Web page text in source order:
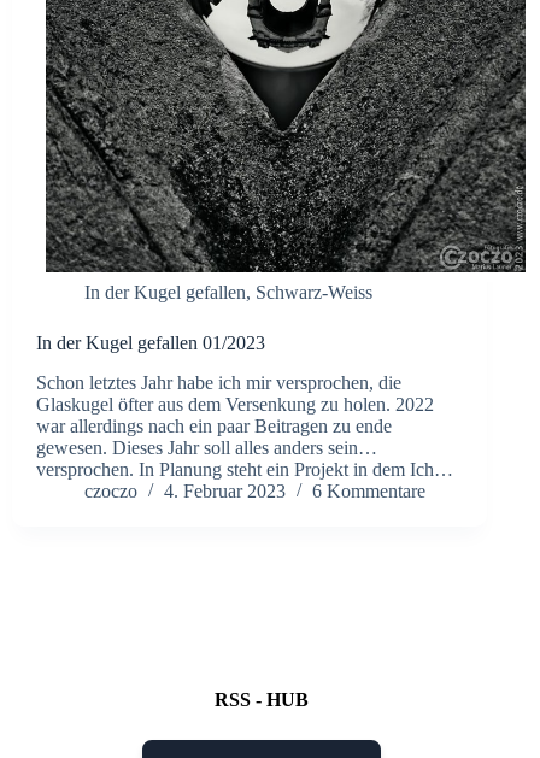
In der Kugel gefallen, Schwarz-Weiss
In der Kugel gefallen 01/2023
Schon letztes Jahr habe ich mir versprochen, die
Glaskugel öfter aus dem Versenkung zu holen. 2022
war allerdings nach ein paar Beitragen zu ende
gewesen. Dieses Jahr soll alles anders sein…
versprochen. In Planung steht ein Projekt in dem Ich…
czoczo
4. Februar 2023 6 Kommentare
RSS - HUB